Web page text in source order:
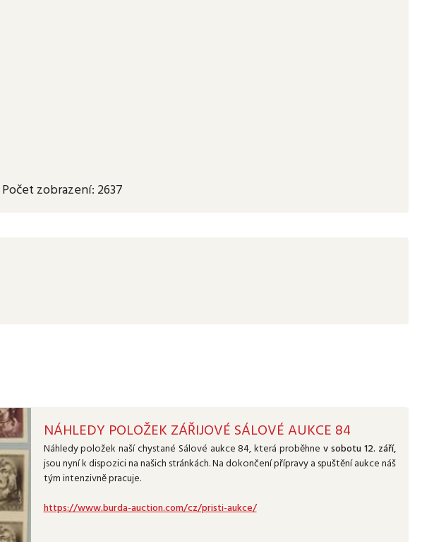
Počet zobrazení: 2637
NÁHLEDY POLOŽEK ZÁŘIJOVÉ SÁLOVÉ AUKCE 84
Náhledy položek naší chystané Sálové aukce 84, která proběhne v sobotu 12. září,
jsou nyní k dispozici na našich stránkách. Na dokončení přípravy a spuštění aukce náš
tým intenzivně pracuje.
https://www.burda-auction.com/cz/pristi-aukce/